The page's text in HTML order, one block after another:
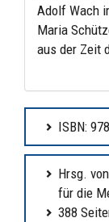
Adolf Wach
Maria
aus der Zeit
ISBN:
Hrsg.
für die
388